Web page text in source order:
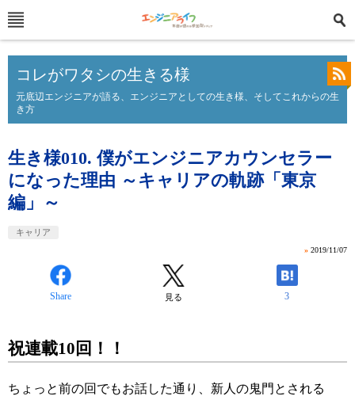
コレがワタシの生きる様
元底辺エンジニアが語る、エンジニアとしての生き様、そしてこれからの生
き方
生き様010. 僕がエンジニアカウンセラー
になった理由 ～キャリアの軌跡「東京
編」～
キャリア
» 2019/11/07
Share 見る 3
祝連載10回！！
ちょっと前の回でもお話した通り、新人の鬼門とされる